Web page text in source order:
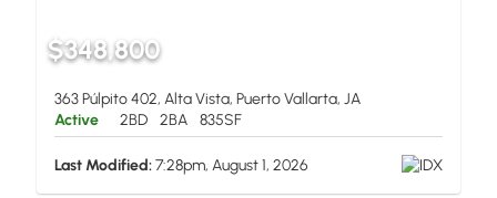
$348,800
363 Púlpito 402, Alta Vista, Puerto Vallarta, JA
Active
2BD 2BA 835SF
Last Modified:7:28pm, August 1, 2026